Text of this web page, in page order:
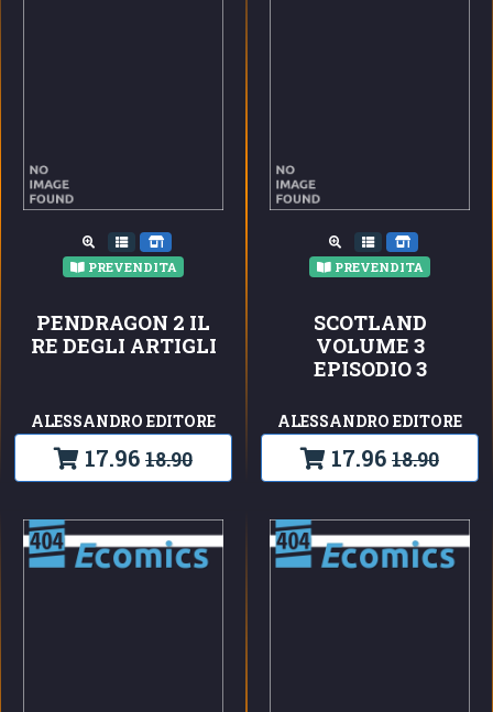
PREVENDITA
PENDRAGON 2 IL
RE DEGLI ARTIGLI
ALESSANDRO EDITORE
17.96 18.90
PREVENDITA
SCOTLAND
VOLUME 3
EPISODIO 3
ALESSANDRO EDITORE
17.96 18.90